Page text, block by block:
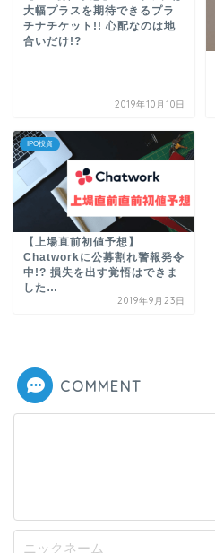
大幅プラスを期待できるプラ
チナチケット!! 心配なのは地
合いだけ!?
2019年10月10日
IPO投資
【上場直前初値予想】
Chatworkに公募割れ警報発令
中!? 損失を出す覚悟はできま
した…
2019年9月23日
COMMENT